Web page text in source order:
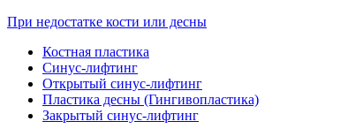
При недостатке кости или десны
Костная пластика
Синус-лифтинг
Открытый синус-лифтинг
Пластика десны (Гингивопластика)
Закрытый синус-лифтинг